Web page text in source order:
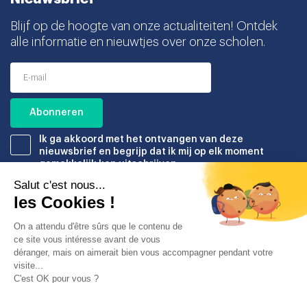
Blijf op de hoogte van onze actualiteiten! Ontdek
alle informatie en nieuwtjes over onze scholen.
Ik ga akkoord met het ontvangen van deze
nieuwsbrief en begrijp dat ik mij op elk moment
gemakkelijk kan uitschrijven.
Partners